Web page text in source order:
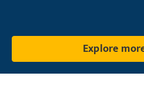
Explore